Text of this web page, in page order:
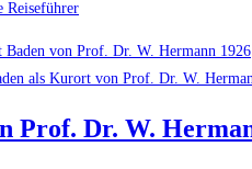
Reiseführer
Baden von Prof. Dr. W. Hermann 1926
Prof. Dr. W.